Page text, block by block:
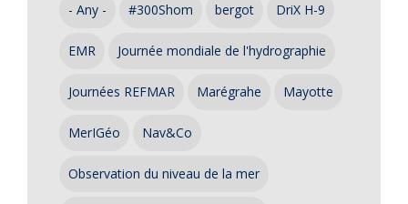
- Any - #300Shom bergot DriX H-9
EMR Journée mondiale de l'hydrographie
Journées REFMAR Marégrahe Mayotte
MerIGéo Nav&Co
Observation du niveau de la mer